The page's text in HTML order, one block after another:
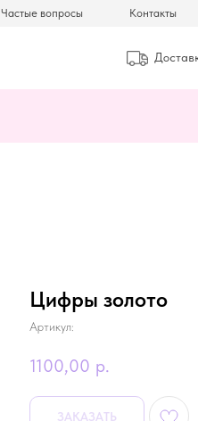
Частые вопросы Контакты
Цифры золото
Артикул:
1100,00 р.
ЗАКАЗАТЬ